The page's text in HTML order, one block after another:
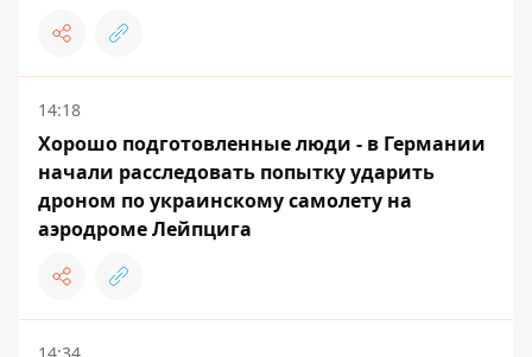
14:18
Хорошо подготовленные люди - в Германии
начали расследовать попытку ударить
дроном по украинскому самолету на
аэродроме Лейпцига